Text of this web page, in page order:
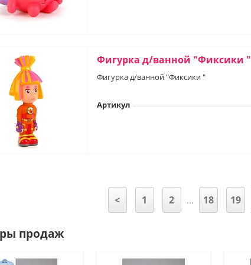
Фигурка д/ванной "Фиксики "
Фигурка д/ванной "Фиксики "
Артикул
< 1 2 ... 18 19
продаж